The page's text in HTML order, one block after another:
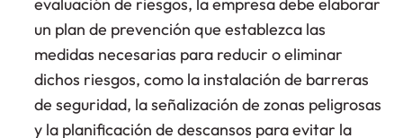
evaluación de riesgos, la empresa debe elaborar
un plan de prevención que establezca las
medidas necesarias para reducir o eliminar
dichos riesgos, como la instalación de barreras
de seguridad, la señalización de zonas peligrosas
y la planificación de descansos para evitar la